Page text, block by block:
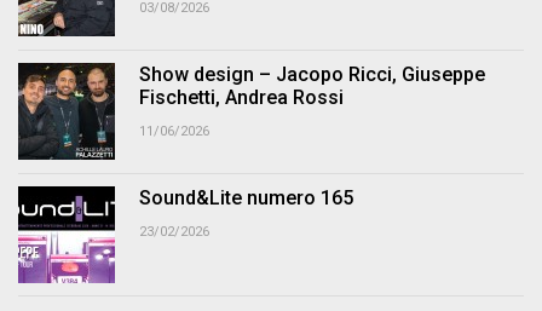
03/08/2026
Show design – Jacopo Ricci, Giuseppe
Fischetti, Andrea Rossi
11/06/2026
Sound&Lite numero 165
23/02/2026